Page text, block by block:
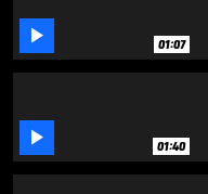
minute,
seconds
 01:07
 01:40